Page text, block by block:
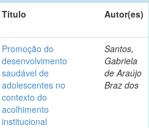
Título Autor(es)
Promoção do
desenvolvimento
saudável de
adolescentes no
contexto do
acolhimento
institucional
Santos,
Gabriela
de Araújo
Braz dos